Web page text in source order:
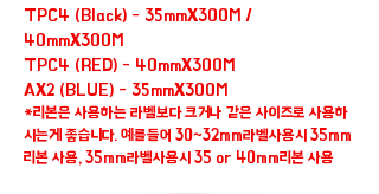
TPC4 (Black) - 35mmX300M /
40mmX300M
TPC4 (RED) - 40mmX300M
AX2 (BLUE) - 35mmX300M
*리본은 사용하는 라벨보다 크거나 같은 사이즈로 사용하
시는게 좋습니다. 예를들어 30~32mm라벨사용시 35mm
리본 사용, 35mm라벨사용시 35 or 40mm리본 사용